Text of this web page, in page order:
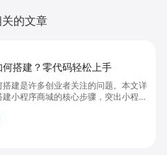
的文章
搭建？零代码轻松上手
建是许多创业者关注的问题。本文详
小程序商城的核心步骤，突出小程序
与零代码开店优势，帮助你轻松实现商
售及高效会员运营，快速开启线上卖
获取详细操作指南！